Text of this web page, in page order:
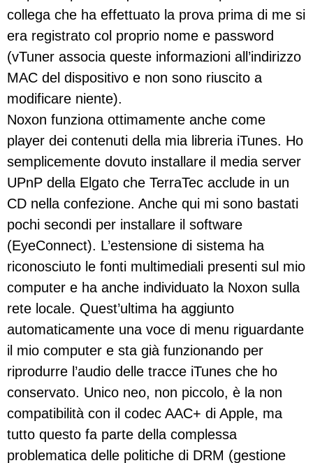
collega che ha effettuato la prova prima di me si
era registrato col proprio nome e password
(vTuner associa queste informazioni all’indirizzo
MAC del dispositivo e non sono riuscito a
modificare niente).
Noxon funziona ottimamente anche come
player dei contenuti della mia libreria iTunes. Ho
semplicemente dovuto installare il media server
UPnP della Elgato che TerraTec acclude in un
CD nella confezione. Anche qui mi sono bastati
pochi secondi per installare il software
(EyeConnect). L’estensione di sistema ha
riconosciuto le fonti multimediali presenti sul mio
computer e ha anche individuato la Noxon sulla
rete locale. Quest’ultima ha aggiunto
automaticamente una voce di menu riguardante
il mio computer e sta già funzionando per
riprodurre l’audio delle tracce iTunes che ho
conservato. Unico neo, non piccolo, è la non
compatibilità con il codec AAC+ di Apple, ma
tutto questo fa parte della complessa
problematica delle politiche di DRM (gestione